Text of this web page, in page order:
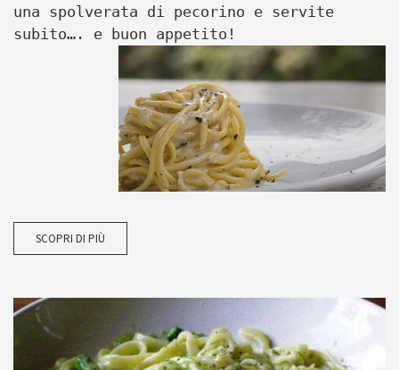
una spolverata di pecorino e servite
subito…. e buon appetito!
SCOPRI DI PIÙ